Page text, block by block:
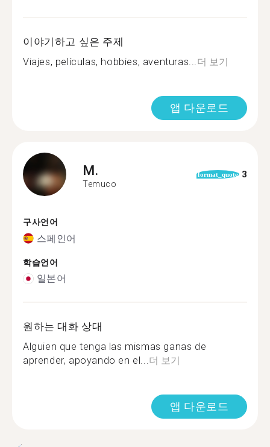
이야기하고 싶은 주제
Viajes, películas, hobbies, aventuras...더 보기
앱 다운로드
M.
Temuco
format_quote 3
구사언어
스페인어
학습언어
일본어
원하는 대화 상대
Alguien que tenga las mismas ganas de
aprender, apoyando en el...더 보기
앱 다운로드